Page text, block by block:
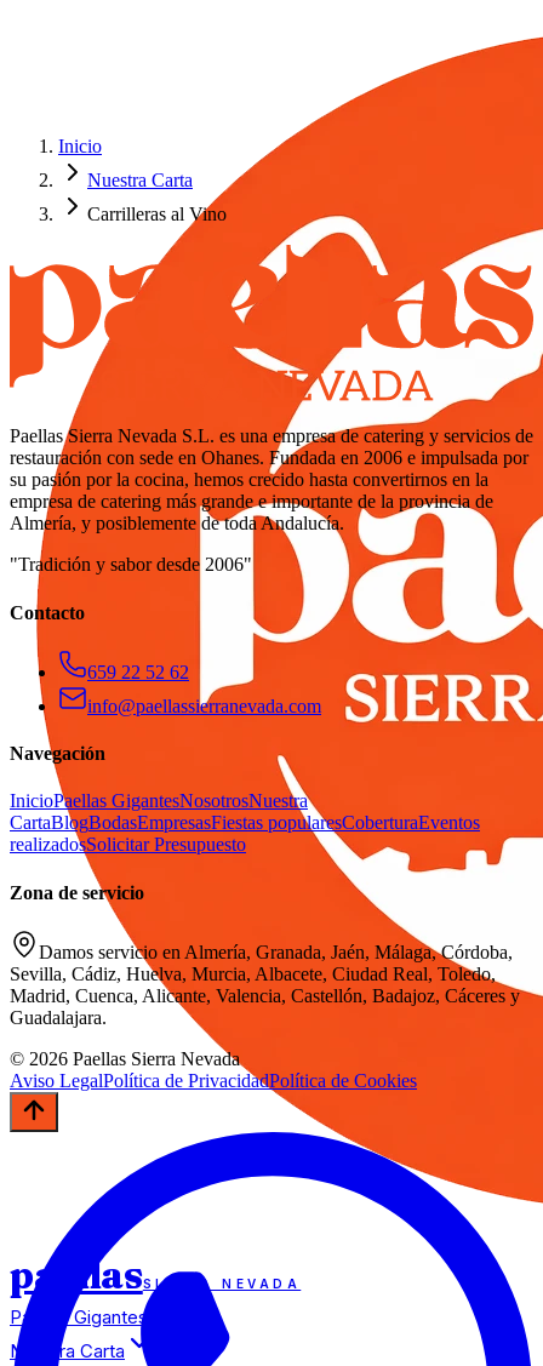
paellasSIERRA NEVADA
Paellas Gigantes
Nuestra Carta
Inicio
Nuestra Carta
Carrilleras al Vino
Paellas Sierra Nevada S.L. es una empresa de catering y servicios de
restauración con sede en Ohanes. Fundada en 2006 e impulsada por
su pasión por la cocina, hemos crecido hasta convertirnos en la
empresa de catering más grande e importante de la provincia de
Almería, y posiblemente de toda Andalucía.
"Tradición y sabor desde 2006"
Contacto
659 22 52 62
info@paellassierranevada.com
Navegación
InicioPaellas GigantesNosotrosNuestra
CartaBlogBodasEmpresasFiestas popularesCoberturaEventos
realizadosSolicitar Presupuesto
Zona de servicio
Damos servicio en Almería, Granada, Jaén, Málaga, Córdoba,
Sevilla, Cádiz, Huelva, Murcia, Albacete, Ciudad Real, Toledo,
Madrid, Cuenca, Alicante, Valencia, Castellón, Badajoz, Cáceres y
Guadalajara.
© 2026 Paellas Sierra Nevada
Aviso LegalPolítica de PrivacidadPolítica de Cookies